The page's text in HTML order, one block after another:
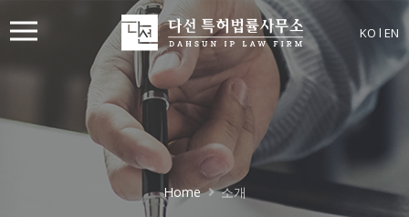
KO l EN
Home 소개